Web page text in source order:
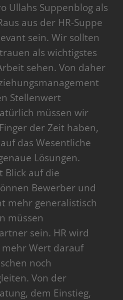
Ullahs Suppenblog als
aus der HR-Suppe
sein. Wir sollten
als wichtigstes
sehen. Von daher
Stellenwert
müssen wir
der Zeit haben,
das Wesentliche
Lösungen.
Blick auf die
Bewerber und
mehr generalistisch
müssen
sein. HR wird
Wert darauf
noch
Von der
dem Einstieg,